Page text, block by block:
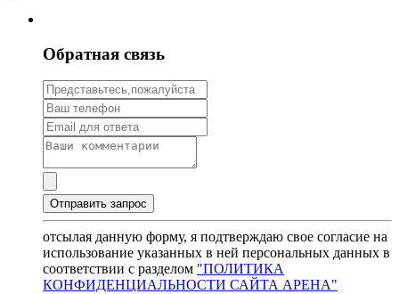
Обратная связь
отсылая данную форму, я подтверждаю свое согласие на
использование указанных в ней персональных данных в
соответствии с разделом "ПОЛИТИКА
КОНФИДЕНЦИАЛЬНОСТИ САЙТА АРЕНА"